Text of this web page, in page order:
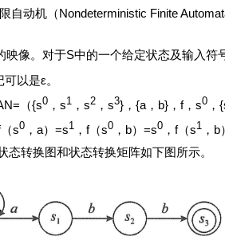
动机（Nondeterministic Finite
映像。对于S中的一个给定状态及输入符
以是ε。
N=（{s0， s1， s2， s3}，{a， b}， f， s0，{
（s0， a）=s1， f（s0， b）=s0， f（s1， b
态转换图和状态转换矩阵如下图所示。